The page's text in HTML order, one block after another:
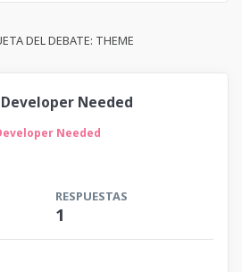
DEL DEBATE: THEME
Needed
Needed
RESPUESTAS
1